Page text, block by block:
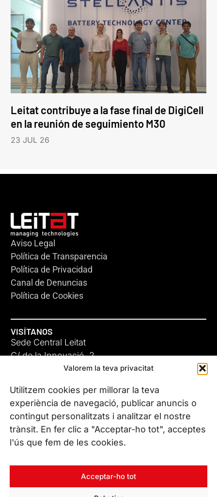
Valorem la teva privacitat
Utilitzem cookies per millorar la teva
experiència de navegació, publicar anuncis o
contingut personalitzats i analitzar el nostre
trànsit. En fer clic a "Acceptar-ho tot", acceptes
l'ús que fem de les cookies.
Acceptar-ho tot
Leitat contribuye a la fase final de DigiCell
en la reunión de seguimiento M30
23 JUL 26
Aviso Legal
Política de Transparencia
Política de Privacidad
Canal de Denuncias
Política de Cookies
VISÍTANOS
Sede Central Leitat
C/ de la Innovació, 2
08225 Terrassa, (Barcelona)
Conoce todas nuestras sedes
CONTÁCTANOS
Tel. (+34) 937 882 300